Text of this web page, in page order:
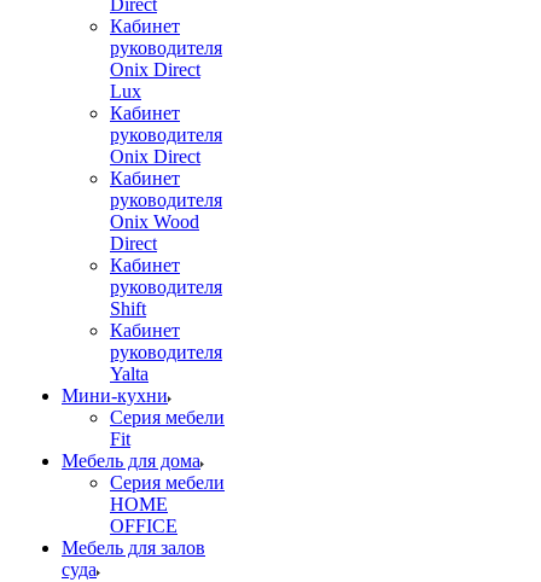
Direct
Кабинет
руководителя
Onix Direct
Lux
Кабинет
руководителя
Onix Direct
Кабинет
руководителя
Onix Wood
Direct
Кабинет
руководителя
Shift
Кабинет
руководителя
Yalta
Мини-кухни
Серия мебели
Fit
Мебель для дома
Серия мебели
HOME
OFFICE
Мебель для залов
суда